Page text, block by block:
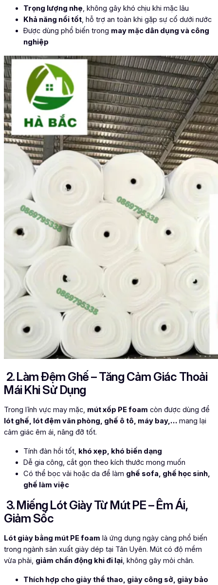
Trọng lượng nhẹ , không gây khó chịu khi mặc lâu
Khả năng nổi tốt , hỗ trợ an toàn khi gặp sự cố dưới nước
Được dùng phổ biến trong may mặc dân dụng và công
nghiệp
2. Làm Đệm Ghế – Tăng Cảm Giác Thoải
Mái Khi Sử Dụng
Trong lĩnh vực may mặc, mút xốp PE foam còn được dùng để
lót ghế, lót đệm văn phòng, ghế ô tô, máy bay,… mang lại
cảm giác êm ái, nâng đỡ tốt.
Tính đàn hồi tốt, khó xẹp, khó biến dạng
Dễ gia công, cắt gọn theo kích thước mong muốn
Có thể bọc vải hoặc da để làm ghế sofa, ghế học sinh,
ghế làm việc
3. Miếng Lót Giày Từ Mút PE – Êm Ái,
Giảm Sốc
Lót giày bằng mút PE foam là ứng dụng ngày càng phổ biến
trong ngành sản xuất giày dép tại Tân Uyên. Mút có độ mềm
vừa phải, giảm chấn động khi đi lại , không gây mỏi chân.
Thích hợp cho giày thể thao, giày công sở, giày bảo